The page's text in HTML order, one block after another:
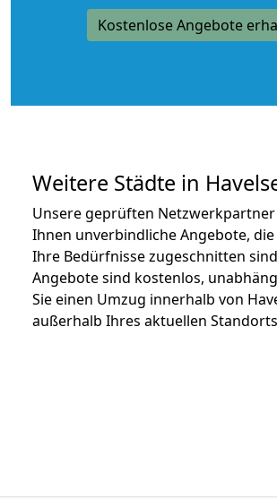
Kostenlose Angebote
Weitere Städte in
Unsere geprüften
Ihnen unverbindliche Angebote,
Ihre Bedürfnisse zugeschnitten
Angebote sind kostenlos,
Sie einen Umzug innerhalb von
außerhalb Ihres aktuellen